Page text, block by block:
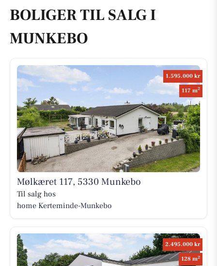
BOLIGER TIL SALG I
MUNKEBO
1.595.000 kr
117 m2
Mølkæret 117, 5330 Munkebo
Til salg hos
home Kerteminde-Munkebo
2.495.000 kr
128 m2